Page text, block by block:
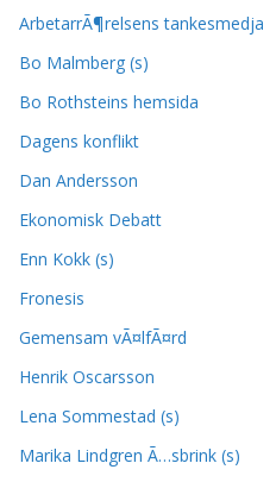
ArbetarrÃ¶relsens tankesmedja
Bo Malmberg (s)
Bo Rothsteins hemsida
Dagens konflikt
Dan Andersson
Ekonomisk Debatt
Enn Kokk (s)
Fronesis
Gemensam vÃ¤lfÃ¤rd
Henrik Oscarsson
Lena Sommestad (s)
Marika Lindgren Ã…sbrink (s)